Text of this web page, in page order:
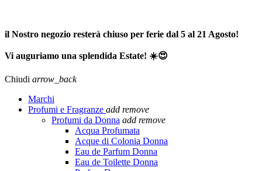
il Nostro negozio resterà chiuso per ferie dal 5 al 21 Agosto!
Vi auguriamo una splendida Estate! ☀️😍
Chiudi arrow_back
Marchi
Profumi e Fragranze add remove
Profumi da Donna add remove
Acqua Profumata
Acque di Colonia Donna
Eau de Parfum Donna
Eau de Toilette Donna